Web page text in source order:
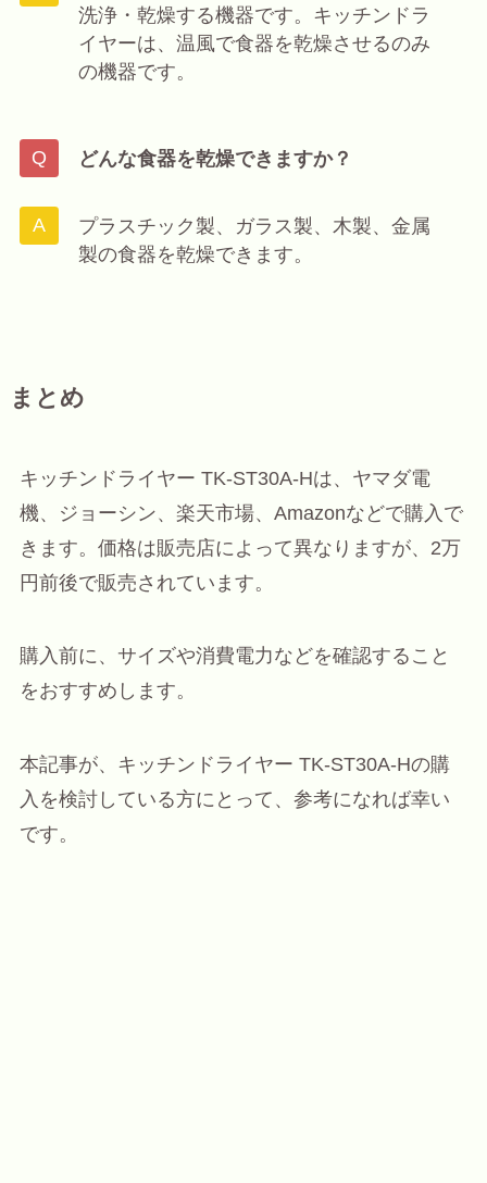
洗浄・乾燥する機器です。キッチンドラ
イヤーは、温風で食器を乾燥させるのみ
の機器です。
どんな食器を乾燥できますか？
プラスチック製、ガラス製、木製、金属
製の食器を乾燥できます。
まとめ
キッチンドライヤー TK-ST30A-Hは、ヤマダ電
機、ジョーシン、楽天市場、Amazonなどで購入で
きます。価格は販売店によって異なりますが、2万
円前後で販売されています。
購入前に、サイズや消費電力などを確認すること
をおすすめします。
本記事が、キッチンドライヤー TK-ST30A-Hの購
入を検討している方にとって、参考になれば幸い
です。